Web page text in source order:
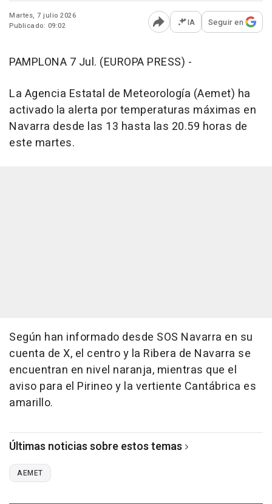
Martes, 7 julio 2026
Publicado: 09:02
Abrir opciones para
IA Seguir en
PAMPLONA 7 Jul. (EUROPA PRESS) -
La Agencia Estatal de Meteorología (Aemet) ha
activado la alerta por temperaturas máximas en
Navarra desde las 13 hasta las 20.59 horas de
este martes.
Según han informado desde SOS Navarra en su
cuenta de X, el centro y la Ribera de Navarra se
encuentran en nivel naranja, mientras que el
aviso para el Pirineo y la vertiente Cantábrica es
amarillo.
Últimas noticias sobre estos temas
AEMET